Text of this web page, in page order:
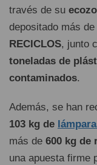
través de su
depositado más de
RECICLOS, junto
toneladas de
contaminados.
Además, se han
103 kg de
más de 600 kg de
una apuesta firme